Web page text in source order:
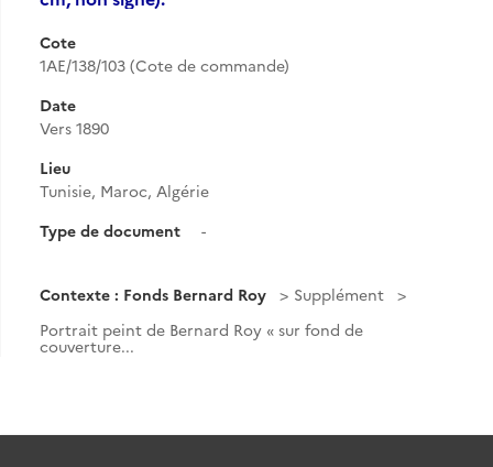
Cote
1AE/138/103 (Cote de commande)
Date
Vers 1890
Lieu
Tunisie, Maroc, Algérie
Type de document
-
Contexte : Fonds Bernard Roy
Supplément
Portrait peint de Bernard Roy « sur fond de
couverture...